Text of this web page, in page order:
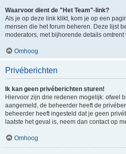
Waarvoor dient de "Het Team"-link?
Als je op deze link klikt, kom je op een
mensen die het forum beheren. Deze lijst
moderators, met bijhorende details
Omhoog
Privéberichten
Ik kan geen privéberichten sturen!
Hiervoor zijn drie redenen mogelijk: ofwel
aangemeld, de beheerder heeft de
beheerder heeft ingesteld dat je geen
laatste het geval is, neem dan contact op
Omhoog